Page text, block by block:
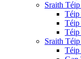
Sraith
Téip
Téip
Sraith
Téip